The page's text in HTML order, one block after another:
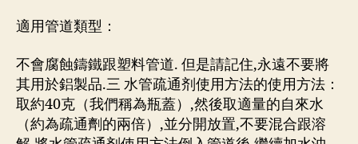
適用管道類型：
不會腐蝕鑄鐵跟塑料管道. 但是請記住,永遠不要將
其用於鋁製品.三 水管疏通剂使用方法的使用方法：
取約40克（我們稱為瓶蓋）,然後取適量的自來水
（約為疏通劑的兩倍）,並分開放置,不要混合跟溶